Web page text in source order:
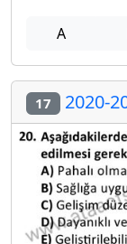
A
17 2020-